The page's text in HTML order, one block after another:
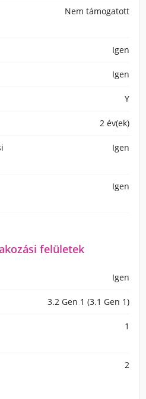
Nem támogatott
Igen
Igen
Y
2 év(ek)
Igen
Igen
felületek
Igen
3.2 Gen 1 (3.1 Gen 1)
1
2